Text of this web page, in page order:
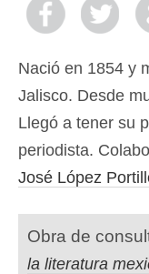
Nació en 1854 y
Jalisco. Desde
Llegó a tener su
periodista.
José López
Obra de
la literatura